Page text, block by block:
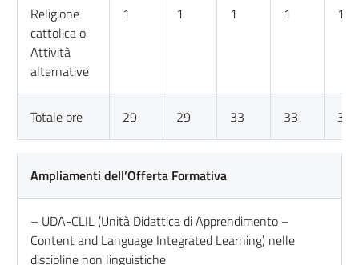
Religione
cattolica o
Attività
alternative
1 1 1 1 1
Totale ore 29 29 33 33 33
Ampliamenti dell’Offerta Formativa
– UDA-CLIL (Unità Didattica di Apprendimento –
Content and Language Integrated Learning) nelle
discipline non linguistiche